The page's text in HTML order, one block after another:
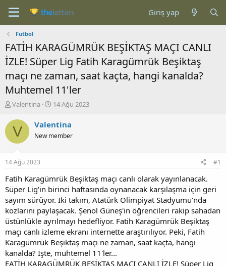
Giriş yap
Futbol
FATİH KARAGÜMRÜK BEŞİKTAŞ MAÇI CANLI
İZLE! Süper Lig Fatih Karagümrük Beşiktaş
maçı ne zaman, saat kaçta, hangi kanalda?
Muhtemel 11'ler
K
n
b
u
u
b
a
ş
l
a
t
a
n
Valentina
B
ş
a
ç
t
a
r
i
h
i
14 Ağu 2023
V Valentina
New member
14 Ağu 2023 #1
Fatih Karagümrük Beşiktaş maçı canlı olarak yayınlanacak.
Süper Lig'in birinci haftasında oynanacak karşılaşma için geri
sayım sürüyor. İki takım, Atatürk Olimpiyat Stadyumu'nda
kozlarını paylaşacak. Şenol Güneş'in öğrencileri rakip sahadan
üstünlükle ayrılmayı hedefliyor. Fatih Karagümrük Beşiktaş
maçı canlı izleme ekranı internette araştırılıyor. Peki, Fatih
Karagümrük Beşiktaş maçı ne zaman, saat kaçta, hangi
kanalda? İşte, muhtemel 11'ler...
FATİH KARAGÜMRÜK BEŞİKTAŞ MAÇI CANLI İZLE! Süper Lig